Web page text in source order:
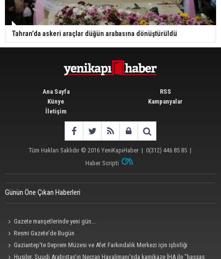
Tahran’da askeri araçlar düğün arabasına dönüştürüldü
Ana Sayfa
Künye
İletişim
RSS
Kampanyalar
Tüm Hakları Saklıdır © 2016 YeniKapıHaber| 0(312) 446 85 85|
Haber Scripti
Günün Öne Çıkan Haberleri
Gazete manşetlerinde yeni gün...
Resmi Gazete'de Bugün
Gaziantep'te Deprem Müzesi ve Afet Farkındalık Merkezi için işbirliği
protokolü imzalandı
Husiler, Suudi Arabistan'ın Necran Havalimanı'nda kamikaze İHA ile "hassas